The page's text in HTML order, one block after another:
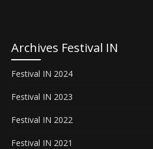
Archives Festival IN
Festival IN 2024
Festival IN 2023
Festival IN 2022
Festival IN 2021